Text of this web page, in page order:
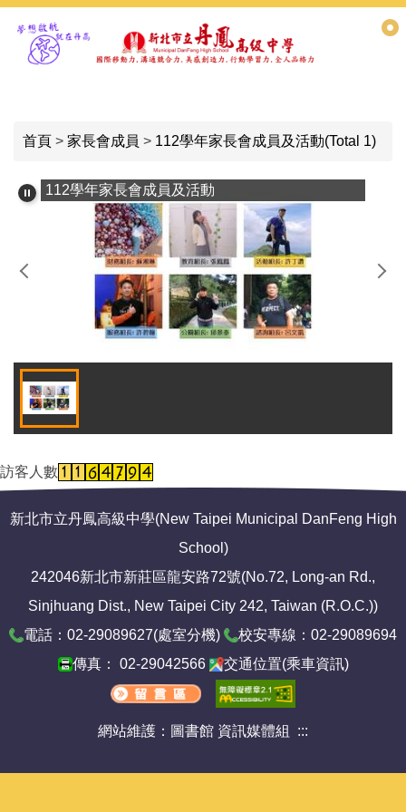
到
首頁 > 家長會成員 > 112學年家長會成員及活動(Total 1)
112學年家長會成員及活動
訪客人數
新北市立丹鳳高級中學(New Taipei Municipal DanFeng High
School)
242046新北市新莊區龍安路72號(No.72, Long-an Rd.,
Sinjhuang Dist., New Taipei City 242, Taiwan (R.O.C.))
電話：02-29089627(處室分機)
校安專線：02-29089694
傳真： 02-29042566
交通位置(乘車資訊)
網站維護：圖書館 資訊媒體組 :::